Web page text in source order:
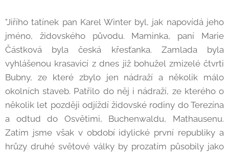
"Jiřího tatínek pan Karel Winter byl, jak napovídá jeho
jméno, židovského původu. Maminka, paní Marie
Částková byla česká křesťanka. Zamlada byla
vyhlášenou krasavicí z dnes již bohužel zmizelé čtvrti
Bubny, ze které zbylo jen nádraží a několik málo
okolních staveb. Patřilo do něj i nádraží, ze kterého o
několik let později odjíždí židovské rodiny do Terezína
a odtud do Osvětimi, Buchenwaldu, Mathausenu.
Zatím jsme však v období idylické první republiky a
hrůzy druhé světové války by prozatím působily jako